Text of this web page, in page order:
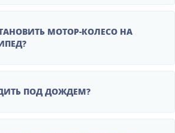
МОТОР-КОЛЕСО НА
ПОД ДОЖДЕМ?